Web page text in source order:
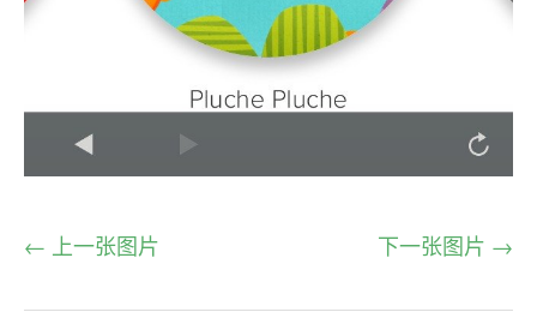
← 上一张图片 下一张图片 →